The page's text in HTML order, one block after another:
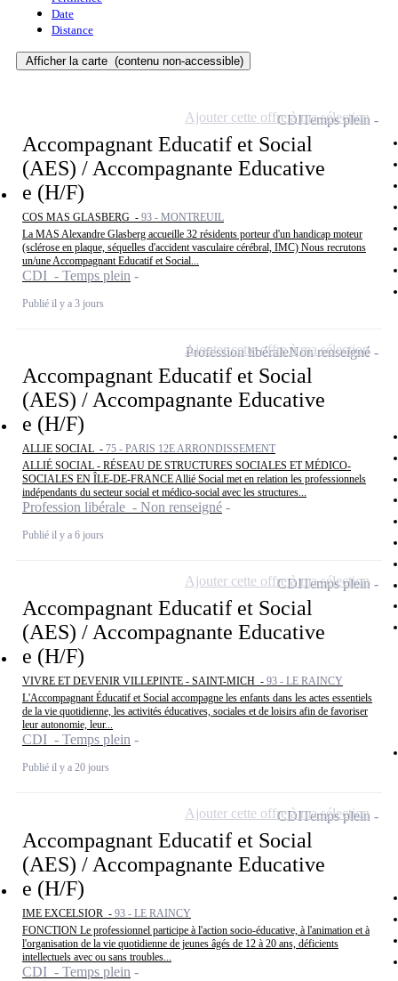
Date
Distance
Afficher la carte (contenu non-accessible)
Accompagnant Educatif et Social
(AES) / Accompagnante Educative
e (H/F)
COS MAS GLASBERG - 93 - MONTREUIL
La MAS Alexandre Glasberg accueille 32 résidents porteur d'un handicap moteur
(sclérose en plaque, séquelles d'accident vasculaire cérébral, IMC) Nous recrutons
un/une Accompagnant Educatif et Social...
CDI - Temps plein
Publié il y a 3 jours
CDITemps plein
Ajouter cette offre à ma sélection
Accompagnant Educatif et Social
(AES) / Accompagnante Educative
e (H/F)
ALLIE SOCIAL - 75 - PARIS 12E ARRONDISSEMENT
ALLIÉ SOCIAL - RÉSEAU DE STRUCTURES SOCIALES ET MÉDICO-
SOCIALES EN ÎLE-DE-FRANCE Allié Social met en relation les professionnels
indépendants du secteur social et médico-social avec les structures...
Profession libérale - Non renseigné
Publié il y a 6 jours
Profession libéraleNon renseigné
Ajouter cette offre à ma sélection
Accompagnant Educatif et Social
(AES) / Accompagnante Educative
e (H/F)
VIVRE ET DEVENIR VILLEPINTE - SAINT-MICH - 93 - LE RAINCY
L'Accompagnant Éducatif et Social accompagne les enfants dans les actes essentiels
de la vie quotidienne, les activités éducatives, sociales et de loisirs afin de favoriser
leur autonomie, leur...
CDI - Temps plein
Publié il y a 20 jours
CDITemps plein
Ajouter cette offre à ma sélection
Accompagnant Educatif et Social
(AES) / Accompagnante Educative
e (H/F)
IME EXCELSIOR - 93 - LE RAINCY
FONCTION Le professionnel participe à l'action socio-éducative, à l'animation et à
l'organisation de la vie quotidienne de jeunes âgés de 12 à 20 ans, déficients
intellectuels avec ou sans troubles...
CDI - Temps plein
CDITemps plein
Ajouter cette offre à ma sélection